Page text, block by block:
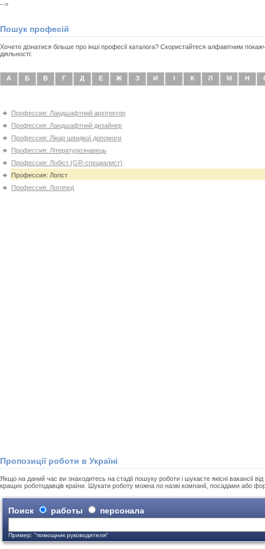
-->
Пошук професій
Хочете дізнатися більше про інші професії каталога? Скористайтеся алфавітним
діяльності:
А Б В Г Д Е Ж З И І К Л М Н
Профессия: Ландшафтний архітектор
Профессия: Ландшафтний дизайнер
Профессия: Лікар швидкої допомоги
Профессия: Літературознавець
Профессия: Лобіст (GR-специалист)
Профессия: Логіст
Профессия: Логопед
Пропозиції роботи в Україні
Якщо на даний час ви знаходитесь на стадії пошуку роботи і шукаєте якісні вакансії
кращих роботодавців країни. Шукати роботу можна по назві компанії, посадами або
Поиск работы персонала
Пример: "помощник руководителя"